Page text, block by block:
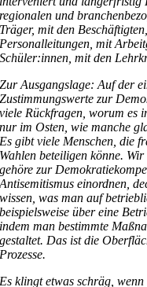
regionalen und
Träger, mit den
Personalleitungen, mit
Schüler:innen, mit den
Zur Ausgangslage: Auf der
Zustimmungswerte zur
viele Rückfragen, worum es
nur im Osten, wie manche
Es gibt viele Menschen, die
Wahlen beteiligen könne.
gehöre zur
Antisemitismus einordnen,
wissen, was man auf
beispielsweise über eine
indem man bestimmte
gestaltet. Das ist die
Prozesse.
Es klingt etwas schräg,